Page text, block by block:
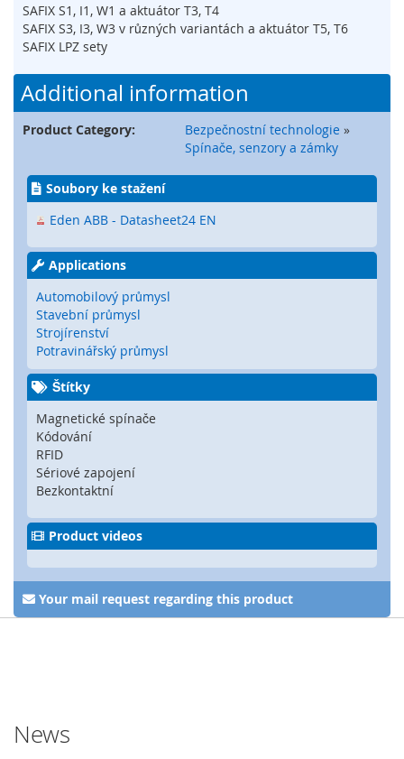
k
l
í
e
p
i
c
k
é
e
n
z
o
r
y
R
a
d
a
r
o
v
é
s
e
n
z
o
r
y
e
SAFIX S1, I1, W1 a aktuátor T3, T4
SAFIX S3, I3, W3 v různých variantách a aktuátor T5, T6
SAFIX LPZ sety
Additional information
Product Category: Bezpečnostní technologie »
Spínače, senzory a zámky
Soubory ke stažení
Eden ABB - Datasheet24 EN
Applications
Automobilový průmysl
Stavební průmysl
Strojírenství
Potravinářský průmysl
Štítky
Magnetické spínače
Kódování
RFID
Sériové zapojení
Bezkontaktní
Product videos
Your mail request regarding this product
News